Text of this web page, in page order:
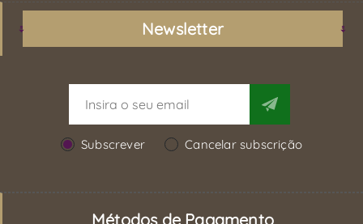
Newsletter
Subscrever Cancelar subscrição
Métodos de Pagamento